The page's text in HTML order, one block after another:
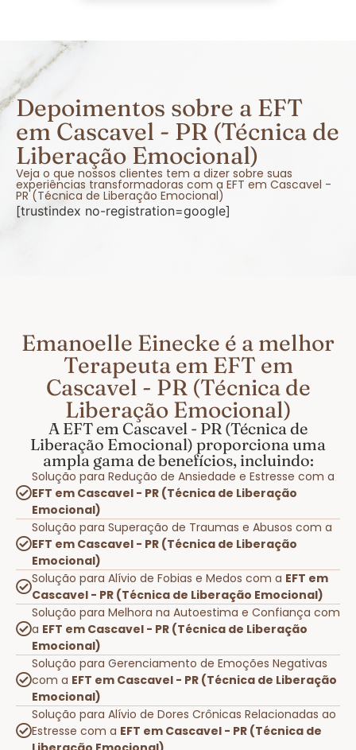
Depoimentos sobre a EFT
em Cascavel - PR (Técnica de
Liberação Emocional)
Veja o que nossos clientes tem a dizer sobre suas
experiências transformadoras com a EFT em Cascavel -
PR (Técnica de Liberação Emocional)
[trustindex no-registration=google]
Emanoelle Einecke é a melhor
Terapeuta em EFT em
Cascavel - PR (Técnica de
Liberação Emocional)
A EFT em Cascavel - PR (Técnica de
Liberação Emocional) proporciona uma
ampla gama de benefícios, incluindo:
Solução para Redução de Ansiedade e Estresse com a
EFT em Cascavel - PR (Técnica de Liberação
Emocional)
Solução para Superação de Traumas e Abusos com a
EFT em Cascavel - PR (Técnica de Liberação
Emocional)
Solução para Alívio de Fobias e Medos com a EFT em
Cascavel - PR (Técnica de Liberação Emocional)
Solução para Melhora na Autoestima e Confiança com
a EFT em Cascavel - PR (Técnica de Liberação
Emocional)
Solução para Gerenciamento de Emoções Negativas
com a EFT em Cascavel - PR (Técnica de Liberação
Emocional)
Solução para Alívio de Dores Crônicas Relacionadas ao
Estresse com a EFT em Cascavel - PR (Técnica de